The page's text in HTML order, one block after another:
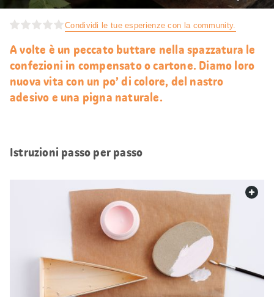
Condividi le tue esperienze con la community.
Mi
A volte è un peccato buttare nella spazzatura le
confezioni in compensato o cartone. Diamo loro
nuova vita con un po’ di colore, del nastro
adesivo e una pigna naturale.
Istruzioni passo per passo